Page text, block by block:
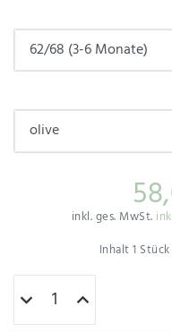
inkl. ges. MwSt.
Inhalt1 Stück